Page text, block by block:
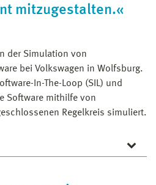
mitzugestalten.«
der Simulation von
bei Volkswagen in Wolfsburg.
In-The-Loop (SIL) und
Software mithilfe von
Regelkreis simuliert.